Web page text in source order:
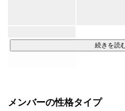
お子さまに関する不安やお悩みの
・LITALICOワンダー（IT×ものづ
続きを読
メンバーの性格タイプ